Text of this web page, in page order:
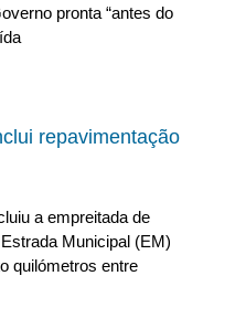
pronta “antes do
repavimentação
a empreitada de
Municipal (EM)
quilómetros entre